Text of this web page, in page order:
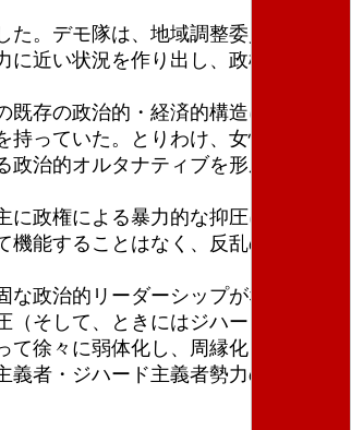
。デモ隊は、地域調整委員会や地
近い状況を作り出し、政権の権力
存の政治的・経済的構造に対する
っていた。とりわけ、女性や民族
治的オルタナティブを形成するこ
政権による暴力的な抑圧によって
能することはなく、反乱の初期数
政治的リーダーシップがなかった
そして、ときにはジハード主義者
徐々に弱体化し、周縁化していっ
者・ジハード主義者勢力の支配下